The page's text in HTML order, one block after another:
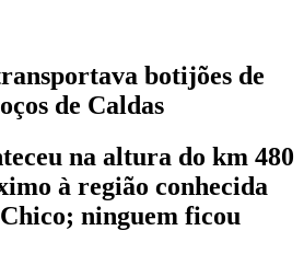
botijões de
de Caldas
na altura do km 480
à região conhecida
ninguem ficou